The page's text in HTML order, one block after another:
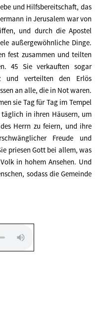
und Hilfsbereitschaft, das
in Jerusalem war von
und durch die Apostel
außergewöhnliche Dinge.
fest zusammen und teilten
45 Sie verkauften sogar
und verteilten den Erlös
an alle, die in Not waren.
sie Tag für Tag im Tempel
in ihren Häusern, um
Herrn zu feiern, und ihre
Freude und
priesen Gott bei allem, was
in hohem Ansehen. Und
sodass die Gemeinde